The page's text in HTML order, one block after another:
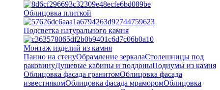
Облицовка плиткой
Подсветка натурального камня
Монтаж изделий из камня
Панно на стенуОбрамление зеркалаСтолешницы под
раковинуДушевые кабины и поддоныПодиумы из камня
Облицовка фасада гранитомОблицовка фасада
известнякомОблицовка фасада мраморомОблицовка